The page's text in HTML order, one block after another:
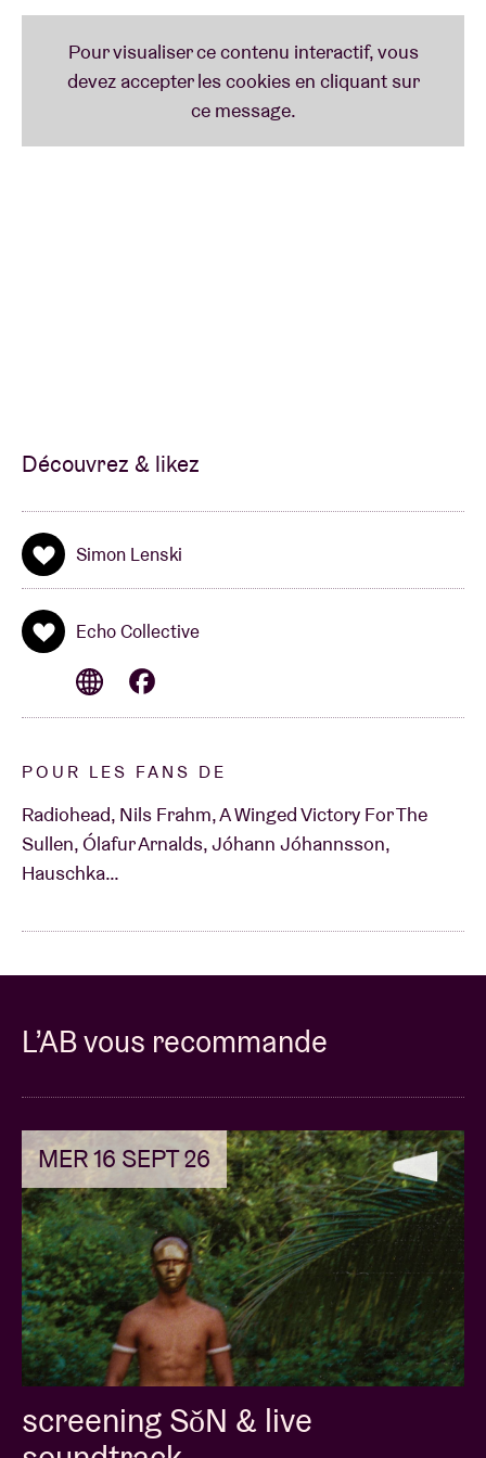
Découvrez & likez
Simon Lenski
Echo Collective
POUR LES FANS DE
Radiohead, Nils Frahm, A Winged Victory For The
Sullen, Ólafur Arnalds, Jóhann Jóhannsson,
Hauschka…
L’AB vous recommande
MER 16 SEPT 26
screening SǒN & live